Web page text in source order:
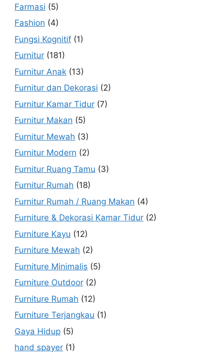
Farmasi (5)
Fashion (4)
Fungsi Kognitif (1)
Furnitur (181)
Furnitur Anak (13)
Furnitur dan Dekorasi (2)
Furnitur Kamar Tidur (7)
Furnitur Makan (5)
Furnitur Mewah (3)
Furnitur Modern (2)
Furnitur Ruang Tamu (3)
Furnitur Rumah (18)
Furnitur Rumah / Ruang Makan (4)
Furniture & Dekorasi Kamar Tidur (2)
Furniture Kayu (12)
Furniture Mewah (2)
Furniture Minimalis (5)
Furniture Outdoor (2)
Furniture Rumah (12)
Furniture Terjangkau (1)
Gaya Hidup (5)
hand spayer (1)